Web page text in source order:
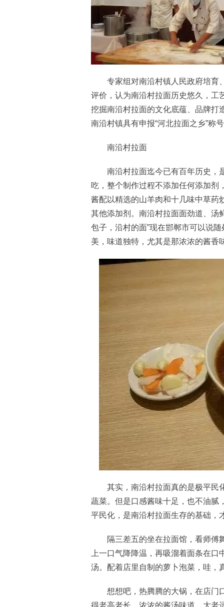
专家组对南沿村镇人民政府培育、
评价，认为南沿村拉面历史悠久，工
挖掘南沿村拉面的文化底蕴、品牌打
南沿村镇具有申报“河北拉面之乡”称
南沿村拉面
南沿村拉面迄今已有百年历史，
吃，整个制作过程不添加任何添加剂
酱配以精选的山羊肉和十几味中草药
其他添加剂。南沿村拉面面劲道、汤
包子，沿村的面”现在邯郸市可以说
美，味道独特，尤其是那浓浓的酱香
其实，南沿村拉面真的是极平民
蔬菜。但是口感酱味十足，也不油腻
平民化，是南沿村拉面生存的基础，
隔三差五的坐在拉面馆，看师傅
上一口气降降温，再吸溜着面条在
汤。配着店里自制的萝卜泡菜，哇，
想想吧，热腾腾的大锅，在店门
得老高老长。浓浓的酱汤味道，大老